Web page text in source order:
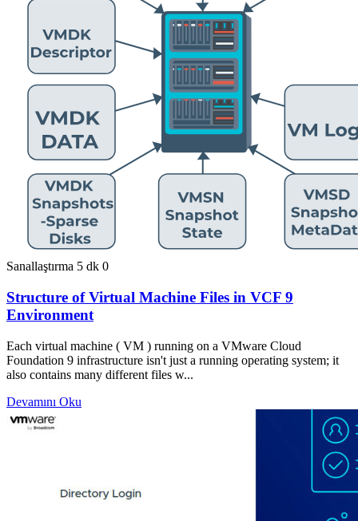
Sanallaştırma 5 dk 0
Structure of Virtual Machine Files in VCF 9
Environment
Each virtual machine ( VM ) running on a VMware Cloud
Foundation 9 infrastructure isn't just a running operating system; it
also contains many different files w...
Devamını Oku